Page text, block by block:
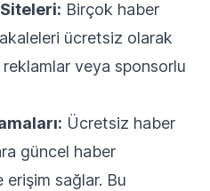
Birçok haber
ücretsiz olarak
veya sponsorlu
Ücretsiz haber
güncel haber
erişim sağlar. Bu